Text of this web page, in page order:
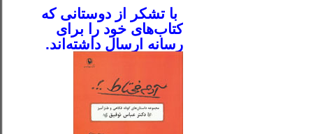
با تشکر از دوستانی که
کتاب‌های خود را برای
رسانه ارسال داشته‌اند.